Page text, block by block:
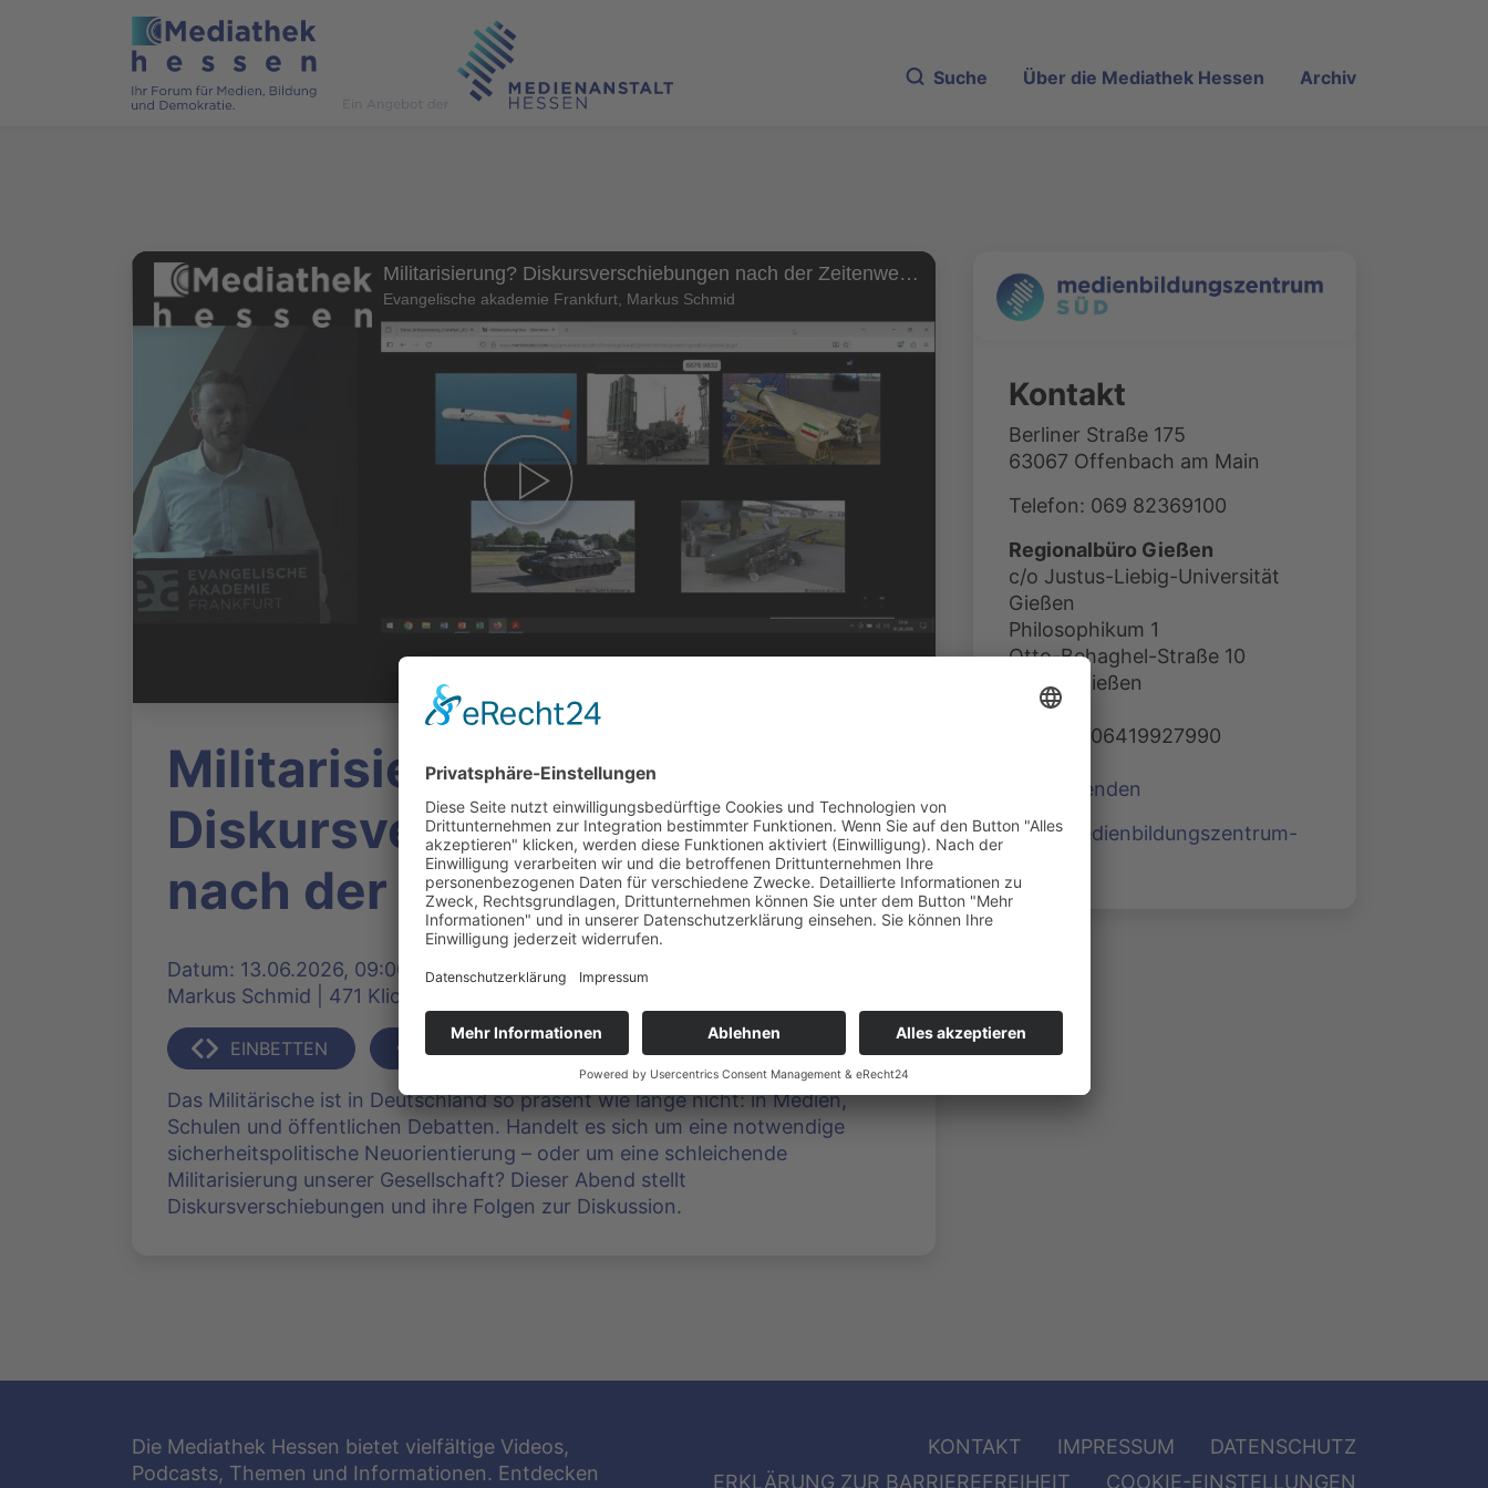
Suche Über die Mediathek Hessen Archiv
Militarisierung? Diskursverschiebungen nach der Zeitenwende
Evangelische akademie Frankfurt, Markus Schmid
Militarisierung?
Diskursverschiebungen
nach der Zeitenwende
Datum: 13.06.2026, 09:00 Uhr | Produziert: Evangelische akademie Frankfurt,
Markus Schmid | 471 Klicks
EINBETTEN
Das Militärische ist in Deutschland so präsent wie lange nicht: in Medien,
Schulen und öffentlichen Debatten. Handelt es sich um eine notwendige
sicherheitspolitische Neuorientierung – oder um eine schleichende
Militarisierung unserer Gesellschaft? Dieser Abend stellt
Diskursverschiebungen und ihre Folgen zur Diskussion.
Kontakt
Berliner Straße 175
63067 Offenbach am Main
Telefon: 069 82369100
Regionalbüro Gießen
c/o Justus-Liebig-Universität
Gießen
Philosophikum 1
Otto-Behaghel-Straße 10
35394 Gießen
Telefon: 06419927990
E-Mail senden
www.medienbildungszentrum-
Die Mediathek Hessen bietet vielfältige Videos,
Podcasts, Themen und Informationen. Entdecken
KONTAKT IMPRESSUM
DATENSCHUTZ
ERKLÄRUNG ZUR BARRIEREFREIHEIT
COOKIE-EINSTELLUNGEN